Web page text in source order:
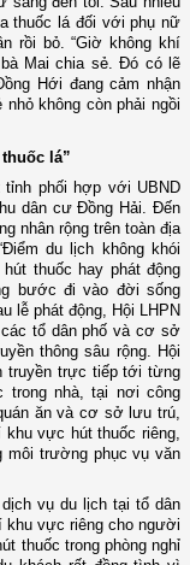
thuốc lá đối với phụ nữ
rồi bỏ. “Giờ không khí
Mai chia sẻ. Đó có lẽ
Hới đang cảm nhận
không còn phải ngồi
lá”
tỉnh phối hợp với UBND
dân cư Đồng Hải. Đến
nhân rộng trên toàn địa
du lịch không khói
thuốc hay phát động
bước đi vào đời sống
lễ phát động, Hội LHPN
tổ dân phố và cơ sở
thông sâu rộng. Hội
truyền trực tiếp tới từng
trong nhà, tại nơi công
ăn và cơ sở lưu trú,
vực hút thuốc riêng,
môi trường phục vụ văn
vụ du lịch tại tổ dân
khu vực riêng cho người
thuốc trong phòng nghỉ